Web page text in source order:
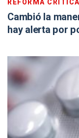
REFORMA CRÍTICA
Cambió la
hay alerta por